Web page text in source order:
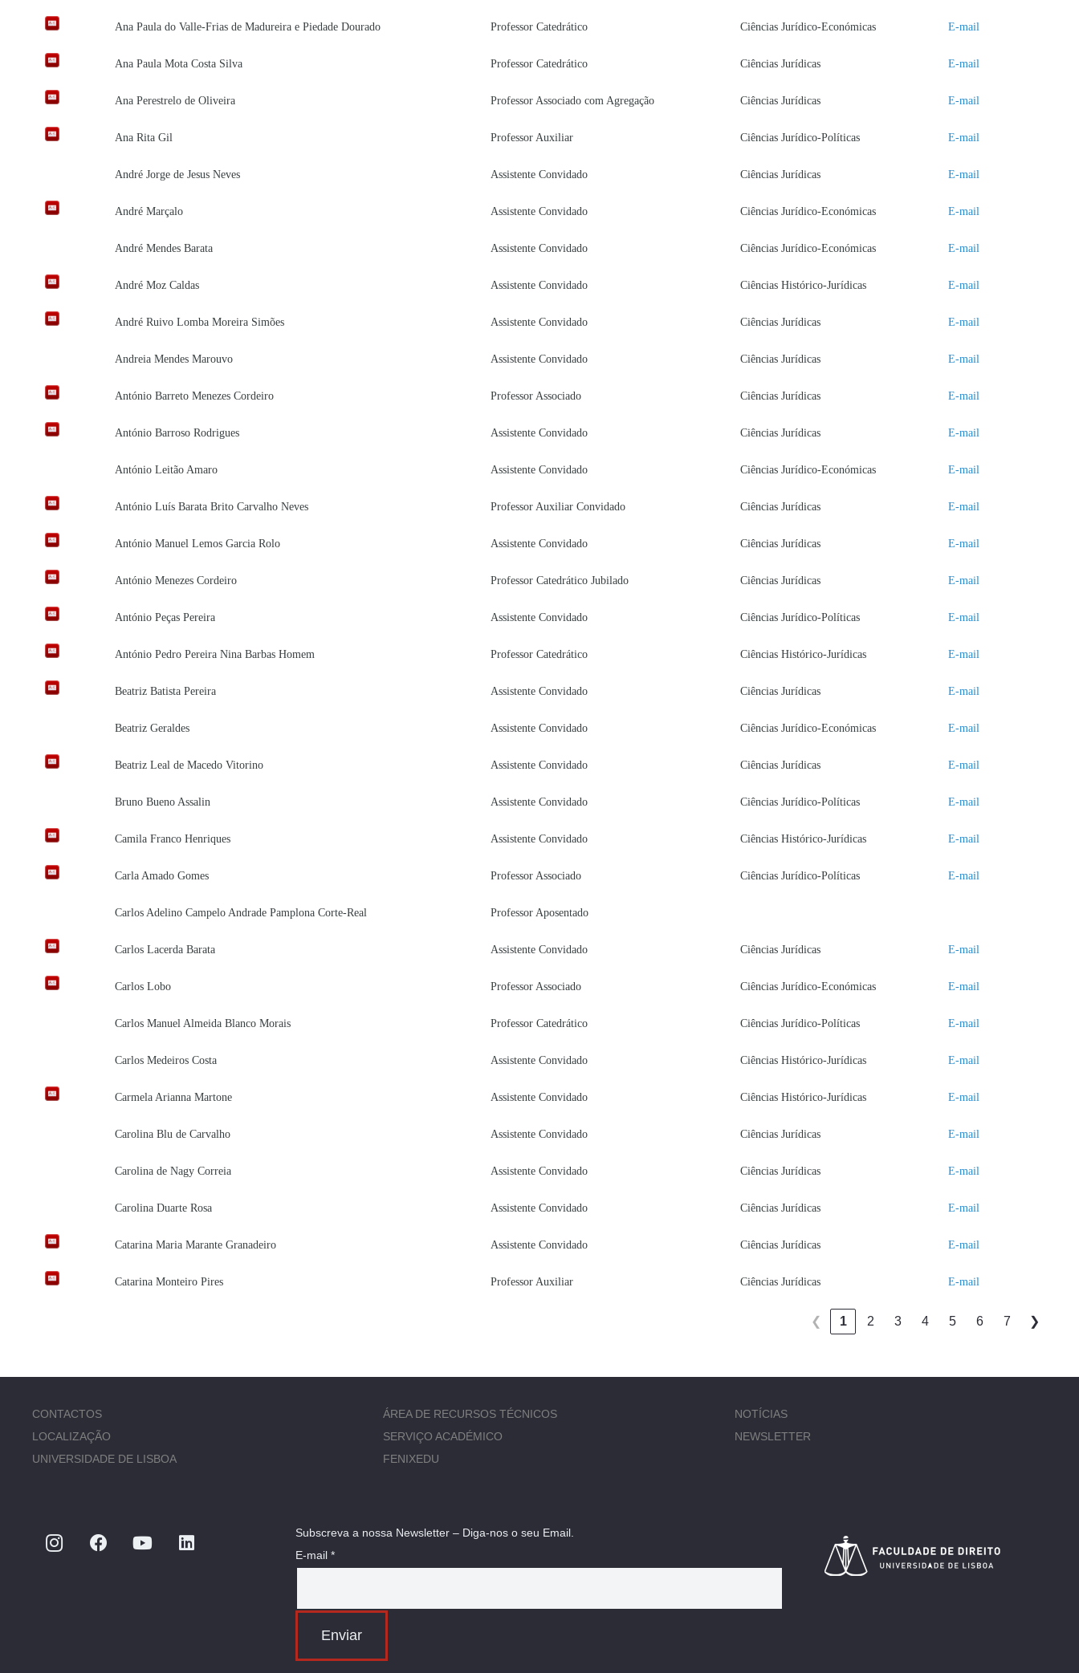
Ana Paula do Valle-Frias de Madureira e Piedade Dourado Professor Catedrático Ciências Jurídico-Económicas E-mail
Ana Paula Mota Costa Silva Professor Catedrático Ciências Jurídicas E-mail
Ana Perestrelo de Oliveira Professor Associado com Agregação Ciências Jurídicas E-mail
Ana Rita Gil Professor Auxiliar Ciências Jurídico-Políticas E-mail
André Jorge de Jesus Neves Assistente Convidado Ciências Jurídicas E-mail
André Marçalo Assistente Convidado Ciências Jurídico-Económicas E-mail
André Mendes Barata Assistente Convidado Ciências Jurídico-Económicas E-mail
André Moz Caldas Assistente Convidado Ciências Histórico-Jurídicas E-mail
André Ruivo Lomba Moreira Simões Assistente Convidado Ciências Jurídicas E-mail
Andreia Mendes Marouvo Assistente Convidado Ciências Jurídicas E-mail
António Barreto Menezes Cordeiro Professor Associado Ciências Jurídicas E-mail
António Barroso Rodrigues Assistente Convidado Ciências Jurídicas E-mail
António Leitão Amaro Assistente Convidado Ciências Jurídico-Económicas E-mail
António Luís Barata Brito Carvalho Neves Professor Auxiliar Convidado Ciências Jurídicas E-mail
António Manuel Lemos Garcia Rolo Assistente Convidado Ciências Jurídicas E-mail
António Menezes Cordeiro Professor Catedrático Jubilado Ciências Jurídicas E-mail
António Peças Pereira Assistente Convidado Ciências Jurídico-Políticas E-mail
António Pedro Pereira Nina Barbas Homem Professor Catedrático Ciências Histórico-Jurídicas E-mail
Beatriz Batista Pereira Assistente Convidado Ciências Jurídicas E-mail
Beatriz Geraldes Assistente Convidado Ciências Jurídico-Económicas E-mail
Beatriz Leal de Macedo Vitorino Assistente Convidado Ciências Jurídicas E-mail
Bruno Bueno Assalin Assistente Convidado Ciências Jurídico-Políticas E-mail
Camila Franco Henriques Assistente Convidado Ciências Histórico-Jurídicas E-mail
Carla Amado Gomes Professor Associado Ciências Jurídico-Políticas E-mail
Carlos Adelino Campelo Andrade Pamplona Corte-Real Professor Aposentado
Carlos Lacerda Barata Assistente Convidado Ciências Jurídicas E-mail
Carlos Lobo Professor Associado Ciências Jurídico-Económicas E-mail
Carlos Manuel Almeida Blanco Morais Professor Catedrático Ciências Jurídico-Políticas E-mail
Carlos Medeiros Costa Assistente Convidado Ciências Histórico-Jurídicas E-mail
Carmela Arianna Martone Assistente Convidado Ciências Histórico-Jurídicas E-mail
Carolina Blu de Carvalho Assistente Convidado Ciências Jurídicas E-mail
Carolina de Nagy Correia Assistente Convidado Ciências Jurídicas E-mail
Carolina Duarte Rosa Assistente Convidado Ciências Jurídicas E-mail
Catarina Maria Marante Granadeiro Assistente Convidado Ciências Jurídicas E-mail
Catarina Monteiro Pires Professor Auxiliar Ciências Jurídicas E-mail
❮ 1 2 3 4 5 6 7 ❯
CONTACTOS
LOCALIZAÇÃO
UNIVERSIDADE DE LISBOA
ÁREA DE RECURSOS TÉCNICOS
SERVIÇO ACADÉMICO
FENIXEDU
NOTÍCIAS
NEWSLETTER
Subscreva a nossa Newsletter – Diga-nos o seu Email.
E-mail *